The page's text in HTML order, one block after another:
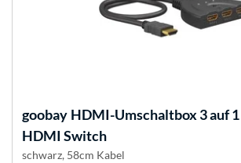
goobay HDMI-Umschaltbox 3 auf 1
HDMI Switch
schwarz, 58cm Kabel